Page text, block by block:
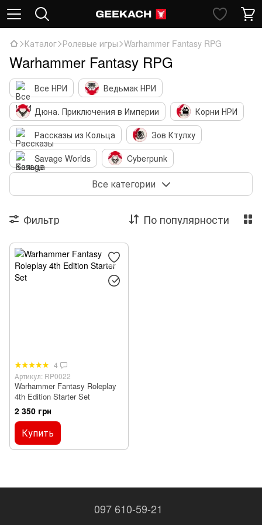
Каталог Ролевые игры Warhammer Fantasy RPG
Warhammer Fantasy RPG
Все НРИ
Ведьмак НРИ
Дюна. Приключения в Империи
Корни НРИ
Рассказы из Кольца
Зов Ктулху
Savage Worlds
Cyberpunk
Dungeons & Dragons
Книги-игры
Миниатюры для НРИ
Все категории
Фильтр По популярности
4
Артикул: RP0022
Warhammer Fantasy Roleplay
4th Edition Starter Set
2 350 грн
Купить
097 610-59-21